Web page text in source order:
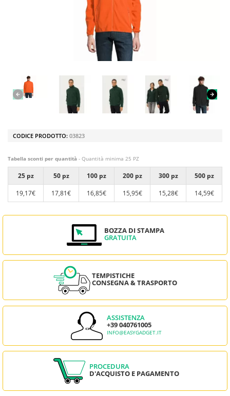
CODICE PRODOTTO: 03823
Tabella sconti per quantità - Quantità minima 25 PZ
25 pz 50 pz 100 pz 200 pz 300 pz
500 pz
19,17€
17,81€ 16,85€ 15,95€ 15,28€ 14,59€
BOZZA DI STAMPA
GRATUITA
TEMPISTICHE
CONSEGNA & TRASPORTO
ASSISTENZA
+39 040761005
INFO@EASYGADGET.IT
PROCEDURA
D'ACQUISTO E PAGAMENTO